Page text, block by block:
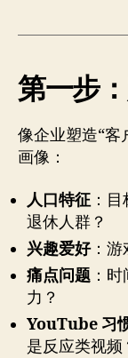
第一步
像企业塑造“客
画像：
人口特征：目
退休人群？
兴趣爱好：游
痛点问题 ：
力？
YouTube 习
是反应类视频